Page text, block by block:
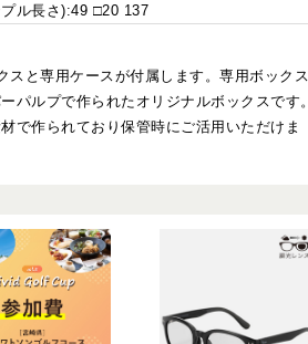
ル長さ):49 □20 137
と専用ケースが付属します。専用ボックス
パルプで作られたオリジナルボックスです。
で作られており保管時にご活用いただけま